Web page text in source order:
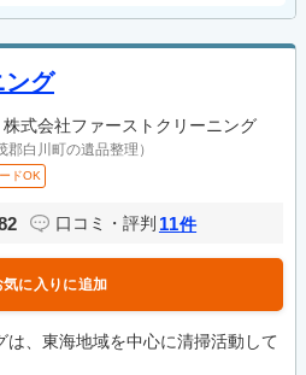
ング
株式会社ファーストクリーニング
郡白川町の遺品整理）
ドOK
口コミ・評判 11件
気に入りに追加
、東海地域を中心に清掃活動して